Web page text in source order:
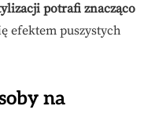
potrafi znacząco
efektem puszystych
na